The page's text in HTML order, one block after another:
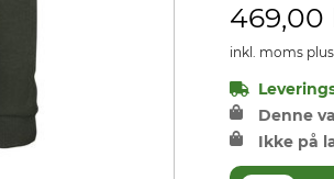
469,00
inkl. moms plus
Denne
Ikke på